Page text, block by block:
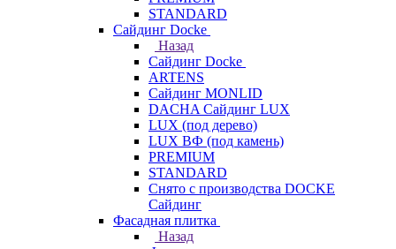
STANDARD
Сайдинг Docke
Назад
Сайдинг Docke
ARTENS
Cайдинг MONLID
DACHA Сайдинг LUX
LUX (под дерево)
LUX ВФ (под камень)
PREMIUM
STANDARD
Снято с производства DOCKE
Сайдинг
Фасадная плитка
Назад